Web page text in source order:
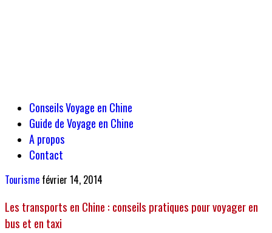
Conseils Voyage en Chine
Guide de Voyage en Chine
A propos
Contact
Tourisme février 14, 2014
Les transports en Chine : conseils pratiques pour voyager en
bus et en taxi